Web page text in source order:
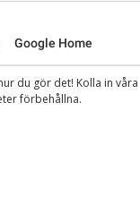
Google Home
du gör det! Kolla in våra
förbehållna.